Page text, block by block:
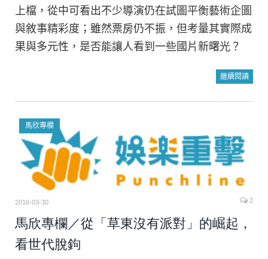
上檔，從中可看出不少導演仍在試圖平衡藝術企圖
與敘事精彩度；雖然票房仍不振，但考量其實際成
果與多元性，是否能讓人看到一些國片新曙光？
繼續閱讀
馬欣專欄
2016-03-30 2
馬欣專欄／從「草東沒有派對」的崛起，
看世代脫鉤